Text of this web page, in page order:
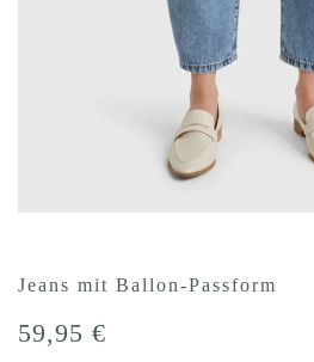
Jeans mit Ballon-Passform
59,95 €